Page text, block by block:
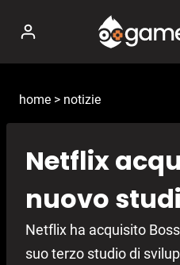
contenuto
home > notizie
Netflix
nuovo
Netflix ha acquisito
suo terzo studio di